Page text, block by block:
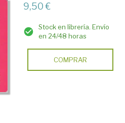
9,50 €
Stock en librería. Envío
en 24/48 horas
COMPRAR